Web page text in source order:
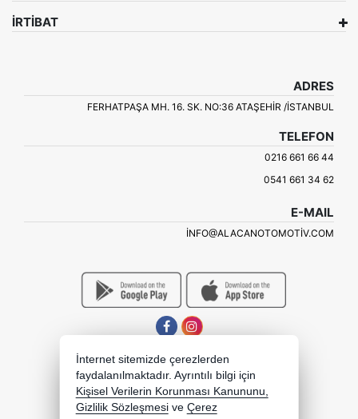
İRTİBAT
ADRES
FERHATPAŞA MH. 16. SK. NO:36 ATAŞEHIR /İSTANBUL
TELEFON
0216 661 66 44
0541 661 34 62
E-MAIL
INFO@ALACANOTOMOTIV.COM
İnternet sitemizde çerezlerden
faydalanılmaktadır. Ayrıntılı bilgi için
Kişisel Verilerin Korunması Kanununu,
Gizlilik Sözleşmesi ve Çerez